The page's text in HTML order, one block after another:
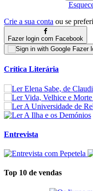
Crie a sua conta ou se
Fazer login com Facebook
Fazer
Crítica Literária
Entrevista
Top 10 de vendas